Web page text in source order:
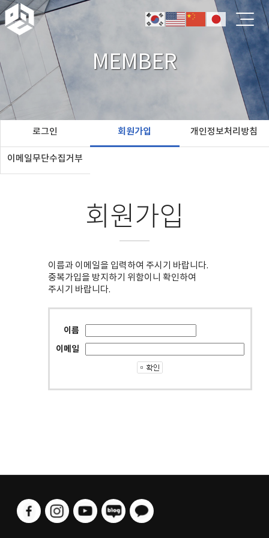
MEMBER
로그인 회원가입 개인정보처리방침
이메일무단수집거부
회원가입
이름과 이메일을 입력하여 주시기 바랍니다.
중복가입을 방지하기 위함이니 확인하여
주시기 바랍니다.
이름
이메일